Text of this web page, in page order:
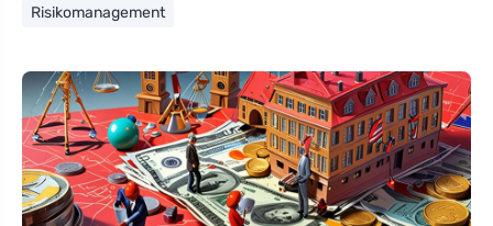
Risikomanagement